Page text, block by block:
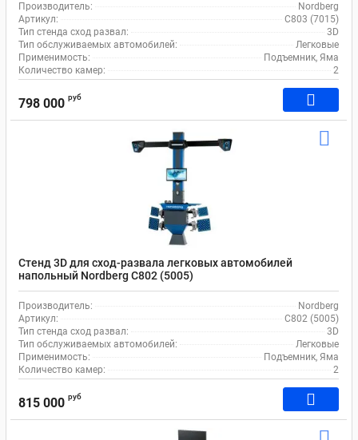
Производитель:
Nordberg
Артикул:
C803 (7015)
Тип стенда сход развал:
3D
Тип обслуживаемых автомобилей:
Легковые
Применимость:
Подъемник, Яма
Количество камер:
2
798 000 руб
Стенд 3D для сход-развала легковых автомобилей
напольный Nordberg C802 (5005)
Производитель:
Nordberg
Артикул:
C802 (5005)
Тип стенда сход развал:
3D
Тип обслуживаемых автомобилей:
Легковые
Применимость:
Подъемник, Яма
Количество камер:
2
815 000 руб